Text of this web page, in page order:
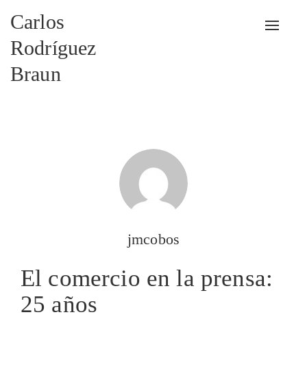
Carlos
Rodríguez
Braun
jmcobos
El comercio en la prensa:
25 años